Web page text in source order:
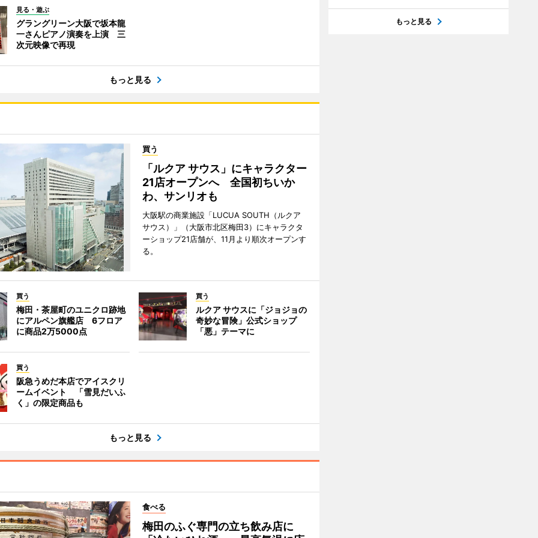
見る・遊ぶ
グラングリーン大阪で坂本龍
一さんピアノ演奏を上演 三
次元映像で再現
もっと見る
買う
「ルクア サウス」にキャラクター
21店オープンへ 全国初ちいか
わ、サンリオも
大阪駅の商業施設「LUCUA SOUTH（ルクア
サウス）」（大阪市北区梅田3）にキャラクタ
ーショップ21店舗が、11月より順次オープンす
る。
買う
梅田・茶屋町のユニクロ跡地
にアルペン旗艦店 6フロア
に商品2万5000点
買う
ルクア サウスに「ジョジョの
奇妙な冒険」公式ショップ
「悪」テーマに
買う
阪急うめだ本店でアイスクリ
ームイベント 「雪見だいふ
く」の限定商品も
もっと見る
食べる
梅田のふぐ専門の立ち飲み店に
もっと見る